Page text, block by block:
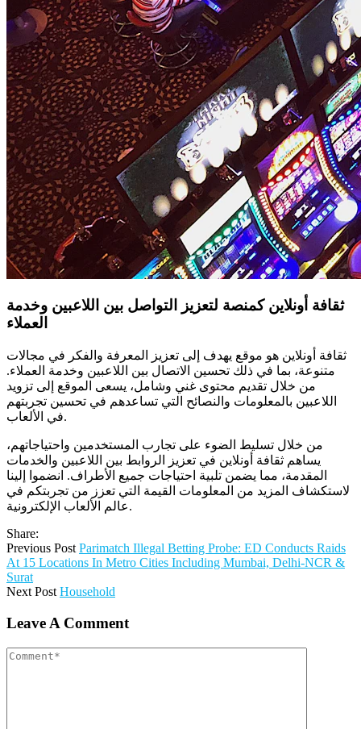
ثقافة أونلاين كمنصة لتعزيز التواصل بين اللاعبين وخدمة
العملاء
ثقافة أونلاين هو موقع يهدف إلى تعزيز المعرفة والفكر في مجالات
متنوعة، بما في ذلك تحسين الاتصال بين اللاعبين وخدمة العملاء.
من خلال تقديم محتوى غني وشامل، يسعى الموقع إلى تزويد
اللاعبين بالمعلومات والنصائح التي تساعدهم في تحسين تجربتهم
في الألعاب.
من خلال تسليط الضوء على تجارب المستخدمين واحتياجاتهم،
يساهم ثقافة أونلاين في تعزيز الروابط بين اللاعبين والخدمات
المقدمة، مما يضمن تلبية احتياجات جميع الأطراف. انضموا إلينا
لاستكشاف المزيد من المعلومات القيمة التي تعزز من تجربتكم في
عالم الألعاب الإلكترونية.
Share:
Previous Post Parimatch Illegal Betting Probe: ED Conducts Raids
At 15 Locations In Metro Cities Including Mumbai, Delhi-NCR &
Surat
Next Post Household
Leave A Comment